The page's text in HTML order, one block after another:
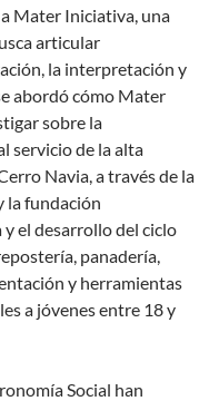
Mater Iniciativa, una
articular
la interpretación y
abordó cómo Mater
sobre la
servicio de la alta
Navia, a través de la
la fundación
el desarrollo del ciclo
panadería,
y herramientas
a jóvenes entre 18 y
Social han